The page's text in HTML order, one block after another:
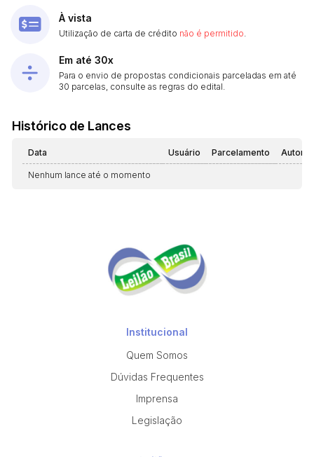
À vista
Utilização de carta de crédito não é permitido
Em até 30x
Para o envio de propostas condicionais parceladas em até
30 parcelas, consulte as regras do edital.
Histórico de Lances
Data Usuário Parcelamento
Nenhum lance até o momento
Institucional
Quem Somos
Dúvidas Frequentes
Imprensa
Legislação